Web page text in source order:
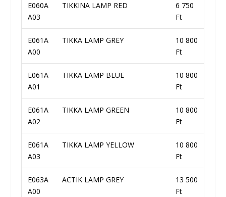
E060A
A03
TIKKINA LAMP RED
6 750
Ft
E061A
A00
TIKKA LAMP GREY
10 800
Ft
E061A
A01
TIKKA LAMP BLUE
10 800
Ft
E061A
A02
TIKKA LAMP GREEN
10 800
Ft
E061A
A03
TIKKA LAMP YELLOW
10 800
Ft
E063A
A00
ACTIK LAMP GREY
13 500
Ft